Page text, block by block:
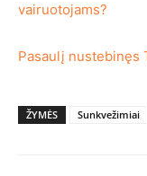
vairuotojams?
Pasaulį nustebinęs
ŽYMĖS Sunkvežimiai